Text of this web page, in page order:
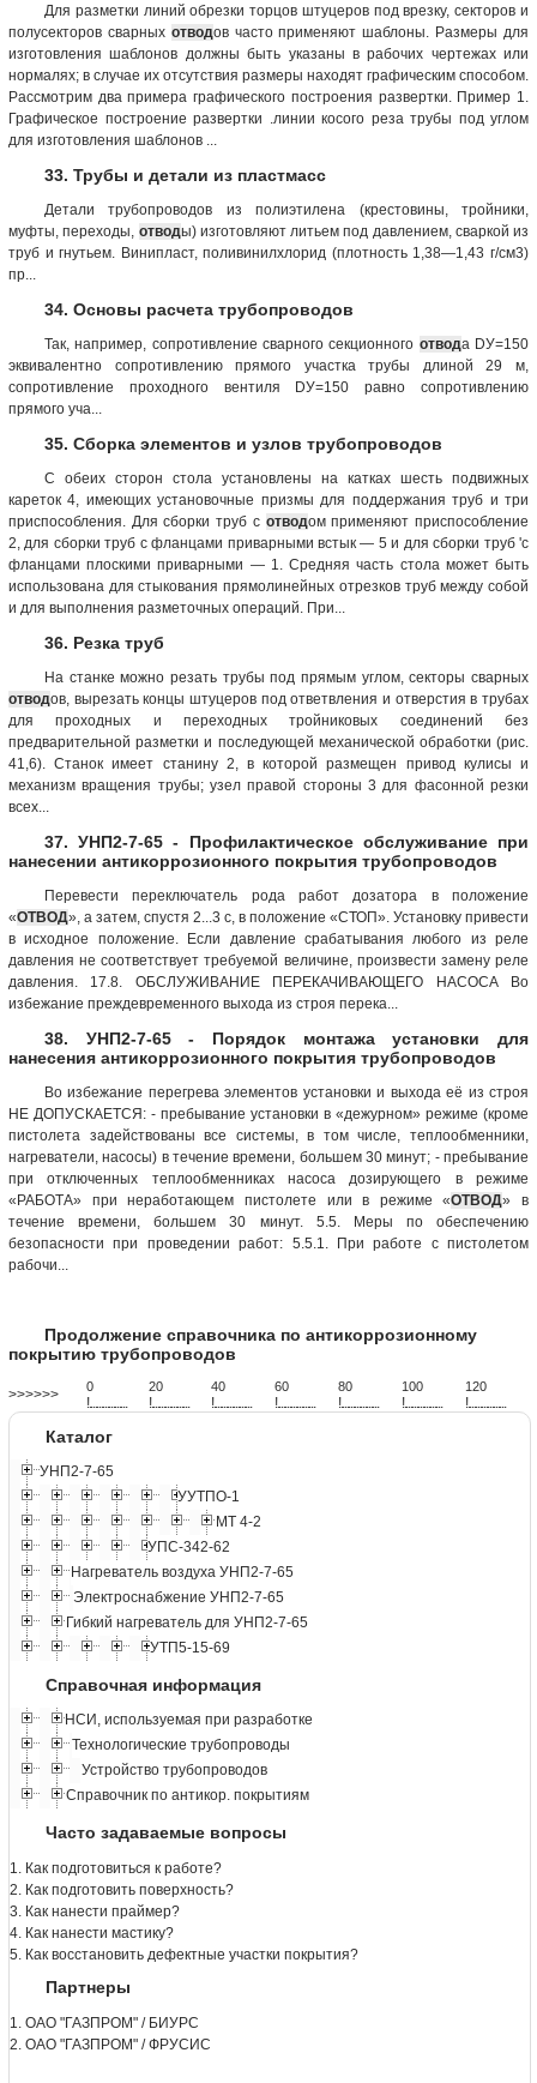
Для разметки линий обрезки торцов штуцеров под врезку, секторов и
полусекторов сварных отводов часто применяют шаблоны. Размеры для
изготовления шаблонов должны быть указаны в рабочих чертежах или
нормалях; в случае их отсутствия размеры находят графическим способом.
Рассмотрим два примера графического построения развертки. Пример 1.
Графическое построение развертки .линии косого реза трубы под углом
для изготовления шаблонов ...
33. Трубы и детали из пластмасс
Детали трубопроводов из полиэтилена (крестовины, тройники,
муфты, переходы, отводы) изготовляют литьем под давлением, сваркой из
труб и гнутьем. Винипласт, поливинилхлорид (плотность 1,38—1,43 г/см3)
пр...
34. Основы расчета трубопроводов
Так, например, сопротивление сварного секционного отвода DУ=150
эквивалентно сопротивлению прямого участка трубы длиной 29 м,
сопротивление проходного вентиля DУ=150 равно сопротивлению
прямого уча...
35. Сборка элементов и узлов трубопроводов
С обеих сторон стола установлены на катках шесть подвижных
кареток 4, имеющих установочные призмы для поддержания труб и три
приспособления. Для сборки труб с отводом применяют приспособление
2, для сборки труб с фланцами приварными встык — 5 и для сборки труб 'с
фланцами плоскими приварными — 1. Средняя часть стола может быть
использована для стыкования прямолинейных отрезков труб между собой
и для выполнения разметочных операций. При...
36. Резка труб
На станке можно резать трубы под прямым углом, секторы сварных
отводов, вырезать концы штуцеров под ответвления и отверстия в трубах
для проходных и переходных тройниковых соединений без
предварительной разметки и последующей механической обработки (рис.
41,6). Станок имеет станину 2, в которой размещен привод кулисы и
механизм вращения трубы; узел правой стороны 3 для фасонной резки
всех...
37. УНП2-7-65 - Профилактическое обслуживание при
нанесении антикоррозионного покрытия трубопроводов
Перевести переключатель рода работ дозатора в положение
«ОТВОД», а затем, спустя 2...3 с, в положение «СТОП». Установку привести
в исходное положение. Если давление срабатывания любого из реле
давления не соответствует требуемой величине, произвести замену реле
давления. 17.8. ОБСЛУЖИВАНИЕ ПЕРЕКАЧИВАЮЩЕГО НАСОСА Во
избежание преждевременного выхода из строя перека...
38. УНП2-7-65 - Порядок монтажа установки для
нанесения антикоррозионного покрытия трубопроводов
Во избежание перегрева элементов установки и выхода её из строя
НЕ ДОПУСКАЕТСЯ: - пребывание установки в «дежурном» режиме (кроме
пистолета задействованы все системы, в том числе, теплообменники,
нагреватели, насосы) в течение времени, большем 30 минут; - пребывание
при отключенных теплообменниках насоса дозирующего в режиме
«РАБОТА» при неработающем пистолете или в режиме «ОТВОД» в
течение времени, большем 30 минут. 5.5. Меры по обеспечению
безопасности при проведении работ: 5.5.1. При работе с пистолетом
рабочи...
Продолжение справочника по антикоррозионному
покрытию трубопроводов
>>>>>> 0
!...................
20
!...................
40
!...................
60
!...................
80
!...................
100
!...................
120
!...................
Каталог
УНП2-7-65
УУТПО-1
МТ 4-2
УПС-342-62
Нагреватель воздуха УНП2-7-65
Электроснабжение УНП2-7-65
Гибкий нагреватель для УНП2-7-65
УТП5-15-69
Справочная информация
НСИ, используемая при разработке
Технологические трубопроводы
Устройство трубопроводов
Справочник по антикор. покрытиям
Часто задаваемые вопросы
1. Как подготовиться к работе?
2. Как подготовить поверхность?
3. Как нанести праймер?
4. Как нанести мастику?
5. Как восстановить дефектные участки покрытия?
Партнеры
1. ОАО "ГАЗПРОМ" / БИУРС
2. ОАО "ГАЗПРОМ" / ФРУСИС